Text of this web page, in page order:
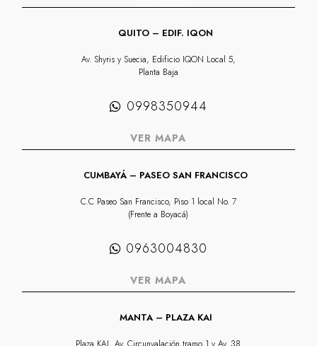
QUITO – EDIF. IQON
Av. Shyris y Suecia, Edificio IQON Local 5,
Planta Baja
0998350944
VER MAPA
CUMBAYÁ – PASEO SAN FRANCISCO
C.C Paseo San Francisco, Piso 1 local No. 7
(Frente a Boyacá)
0963004830
VER MAPA
MANTA – PLAZA KAI